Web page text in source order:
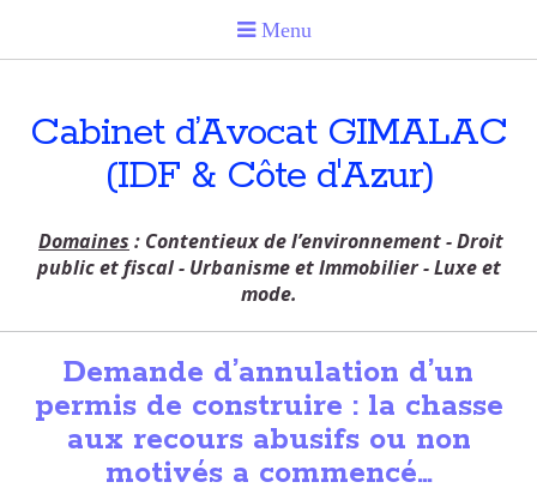
Cabinet d’Avocat GIMALAC
(IDF & Côte d'Azur)
Domaines : Contentieux de l’environnement - Droit
public et fiscal - Urbanisme et Immobilier - Luxe et
mode.
Demande d’annulation d’un
permis de construire : la chasse
aux recours abusifs ou non
motivés a commencé…